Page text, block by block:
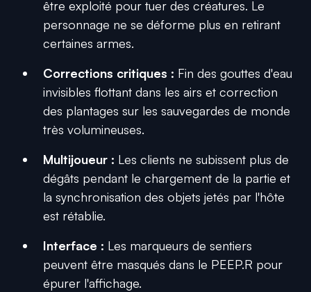
être exploité pour tuer des créatures. Le
personnage ne se déforme plus en retirant
certaines armes.
Corrections critiques : Fin des gouttes d'eau
invisibles flottant dans les airs et correction
des plantages sur les sauvegardes de monde
très volumineuses.
Multijoueur : Les clients ne subissent plus de
dégâts pendant le chargement de la partie et
la synchronisation des objets jetés par l'hôte
est rétablie.
Interface : Les marqueurs de sentiers
peuvent être masqués dans le PEEP.R pour
épurer l'affichage.